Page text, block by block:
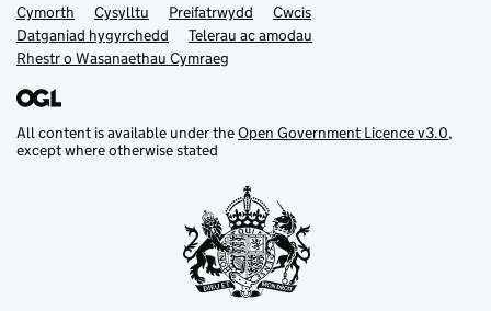
Support links
Cymorth Cysylltu Preifatrwydd
Cwcis
Datganiad hygyrchedd
Telerau ac amodau
Rhestr o Wasanaethau Cymraeg
All content is available under theOpen Government Licence v3.0,
except where otherwise stated